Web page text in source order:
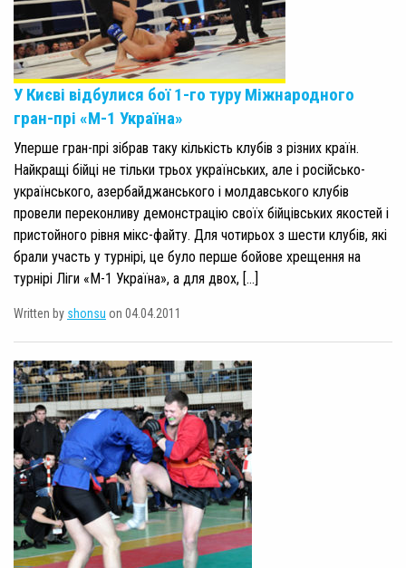
У Києві відбулися бої 1-го туру Міжнародного
гран-прі «М-1 Україна»
Уперше гран-прі зібрав таку кількість клубів з різних країн.
Найкращі бійці не тільки трьох українських, але і російсько-
українського, азербайджанського і молдавського клубів
провели переконливу демонстрацію своїх бійцівських якостей і
пристойного рівня мікс-файту. Для чотирьох з шести клубів, які
брали участь у турнірі, це було перше бойове хрещення на
турнірі Ліги «М-1 Україна», а для двох, […]
Written by shonsu on 04.04.2011